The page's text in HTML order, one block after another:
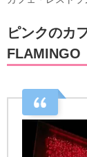
ピンクのカ
FLAMINGO